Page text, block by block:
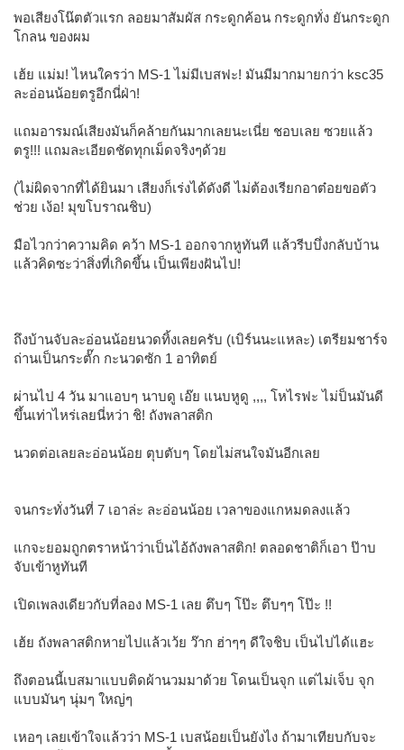
พอเสียงโน๊ตตัวแรก ลอยมาสัมผัส กระดูกค้อน กระดูกทั่ง ยันกระดูก
โกลน ของผม
เฮ้ย แม่ม! ไหนใครว่า MS-1 ไม่มีเบสฟะ! มันมีมากมายกว่า ksc35
ละอ่อนน้อยตรูอีกนี่ฝ่า!
แถมอารมณ์เสียงมันก็คล้ายกันมากเลยนะเนี่ย ชอบเลย ซวยแล้ว
ตรู!!! แถมละเอียดชัดทุกเม็ดจริงๆด้วย
(ไม่ผิดจากที่ได้ยินมา เสียงก็เร่งได้ดังดี ไม่ต้องเรียกอาต๋อยขอตัว
ช่วย เง้อ! มุขโบราณชิบ)
มือไวกว่าความคิด คว้า MS-1 ออกจากหูทันที แล้วรีบบึ่งกลับบ้าน
แล้วคิดซะว่าสิ่งที่เกิดขึ้น เป็นเพียงฝันไป!
ถึงบ้านจับละอ่อนน้อยนวดทิ้งเลยครับ (เบิร์นนะแหละ) เตรียมชาร์จ
ถ่านเป็นกระตั๊ก กะนวดซัก 1 อาทิตย์
ผ่านไป 4 วัน มาแอบๆ นาบดู เอ๊ย แนบหูดู ,,,, โหไรฟะ ไม่ป็นมันดี
ขึ้นเท่าไหร่เลยนี่หว่า ชิ! ถังพลาสติก
นวดต่อเลยละอ่อนน้อย ตุบตับๆ โดยไม่สนใจมันอีกเลย
จนกระทั่งวันที่ 7 เอาล่ะ ละอ่อนน้อย เวลาของแกหมดลงแล้ว
แกจะยอมถูกตราหน้าว่าเป็นไอ้ถังพลาสติก! ตลอดชาติก็เอา ป๊าบ
จับเข้าหูทันที
เปิดเพลงเดียวกับที่ลอง MS-1 เลย ตึบๆ โป๊ะ ตึบๆๆ โป๊ะ !!
เฮ้ย ถังพลาสติกหายไปแล้วเว้ย ว๊าก ฮ่าๆๆ ดีใจชิบ เป็นไปได้แฮะ
ถึงตอนนี้เบสมาแบบติดผ้านวมมาด้วย โดนเป็นจุก แต่ไม่เจ็บ จุก
แบบมันๆ นุ่มๆ ใหญ่ๆ
เหอๆ เลยเข้าใจแล้วว่า MS-1 เบสน้อยเป็นยังไง ถ้ามาเทียบกับจะ